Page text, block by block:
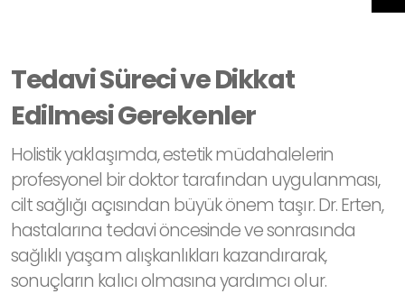
Tedavi Süreci ve Dikkat
Edilmesi Gerekenler
Holistik yaklaşımda, estetik müdahalelerin
profesyonel bir doktor tarafından uygulanması,
cilt sağlığı açısından büyük önem taşır. Dr. Erten,
hastalarına tedavi öncesinde ve sonrasında
sağlıklı yaşam alışkanlıkları kazandırarak,
sonuçların kalıcı olmasına yardımcı olur.